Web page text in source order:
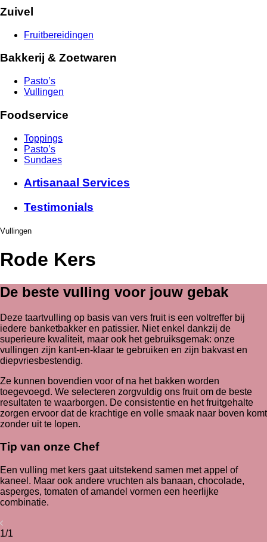
Zuivel
Fruitbereidingen
Bakkerij & Zoetwaren
Pasto’s
Vullingen
Foodservice
Toppings
Pasto’s
Sundaes
Artisanaal Services
Testimonials
Vullingen
Rode Kers
De beste vulling voor jouw gebak
Deze taartvulling op basis van vers fruit is een voltreffer bij
iedere banketbakker en patissier. Niet enkel dankzij de
superieure kwaliteit, maar ook het gebruiksgemak: onze
vullingen zijn kant-en-klaar te gebruiken en zijn bakvast en
diepvriesbestendig.
Ze kunnen bovendien voor of na het bakken worden
toegevoegd. We selecteren zorgvuldig ons fruit om de beste
resultaten te waarborgen. De consistentie en het fruitgehalte
zorgen ervoor dat de krachtige en volle smaak naar boven komt
zonder uit te lopen.
Tip van onze Chef
Een vulling met kers gaat uitstekend samen met appel of
kaneel. Maar ook andere vruchten als banaan, chocolade,
asperges, tomaten of amandel vormen een heerlijke
combinatie.
1/1